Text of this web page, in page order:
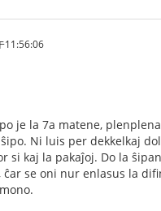
11:56:06
je la 7a matene,
Ni luis per dekkelkaj
si kaj la pakaĵoj. Do la
ĉar se oni nur enlasus la